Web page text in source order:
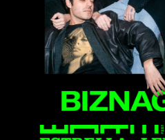
Biznaga